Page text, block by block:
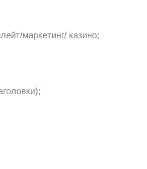
маркетинг/ казино;